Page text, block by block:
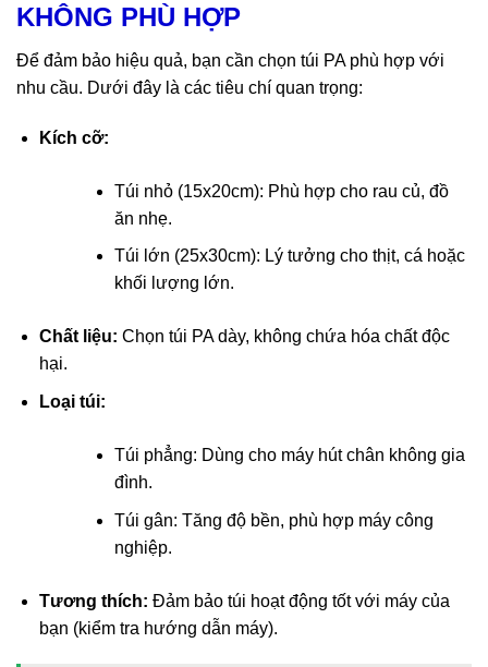
KHÔNG PHÙ HỢP
Để đảm bảo hiệu quả, bạn cần chọn túi PA phù hợp với
nhu cầu. Dưới đây là các tiêu chí quan trọng:
Kích cỡ:
Túi nhỏ (15x20cm): Phù hợp cho rau củ, đồ
ăn nhẹ.
Túi lớn (25x30cm): Lý tưởng cho thịt, cá hoặc
khối lượng lớn.
Chất liệu: Chọn túi PA dày, không chứa hóa chất độc
hại.
Loại túi:
Túi phẳng: Dùng cho máy hút chân không gia
đình.
Túi gân: Tăng độ bền, phù hợp máy công
nghiệp.
Tương thích: Đảm bảo túi hoạt động tốt với máy của
bạn (kiểm tra hướng dẫn máy).